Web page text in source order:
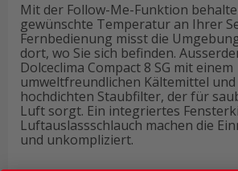
Mit der Follow-Me-Funktion
gewünschte Temperatur an Ihrer
Fernbedienung misst die
dort, wo Sie sich befinden.
Dolceclima Compact 8 SG mit einem
umweltfreundlichen Kältemittel und
hochdichten Staubfilter, der für
Luft sorgt. Ein integriertes
Luftauslassschlauch machen die
und unkompliziert.